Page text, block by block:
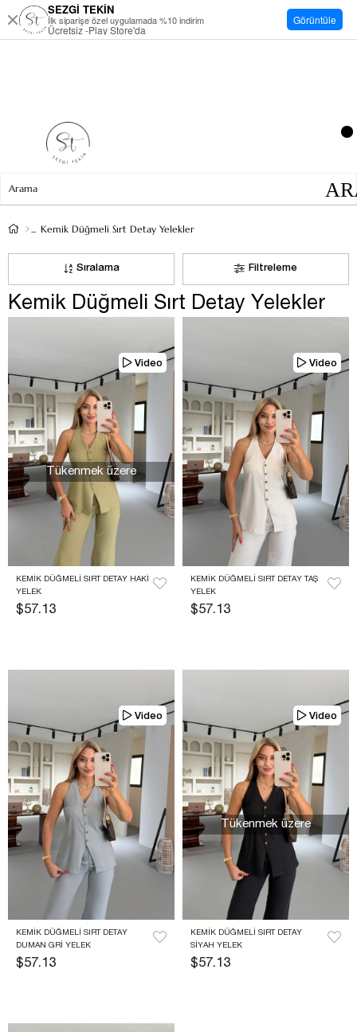
Kemik Düğmeli Sırt Detay Yelekler
Filtreleme
Sıralama
Kemik Düğmeli Sırt Detay Yelekler
KEMIK DÜĞMELI SIRT DETAY HAKI
YELEK
$57.13
Tükenmek üzere
Video
KEMIK DÜĞMELI SIRT DETAY TAŞ
YELEK
$57.13
Video
KEMIK DÜĞMELI SIRT DETAY
DUMAN GRI YELEK
$57.13
Video
KEMIK DÜĞMELI SIRT DETAY
SIYAH YELEK
$57.13
Tükenmek üzere
Video
SEZGİ TEKİN
İlk siparişe özel uygulamada %10 indirim
Ücretsiz -Play Store'da
Görüntüle